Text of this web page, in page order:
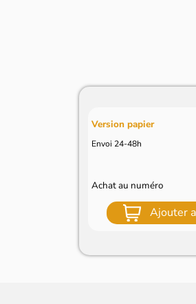
Version papier
Envoi 24-48h
Achat au numéro
Ajouter